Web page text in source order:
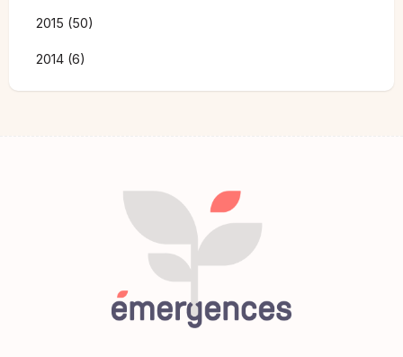
2015 (50)
2014 (6)